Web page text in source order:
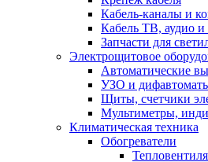
Кабель-каналы и
Кабель ТВ, аудио и
Запчасти для
Электрощитовое
Автоматические
УЗО и
Щиты, счетчики
Мультиметры,
Климатическая техника
Обогреватели